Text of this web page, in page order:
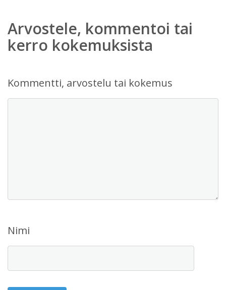
Arvostele, kommentoi tai
kerro kokemuksista
Kommentti, arvostelu tai kokemus
Nimi